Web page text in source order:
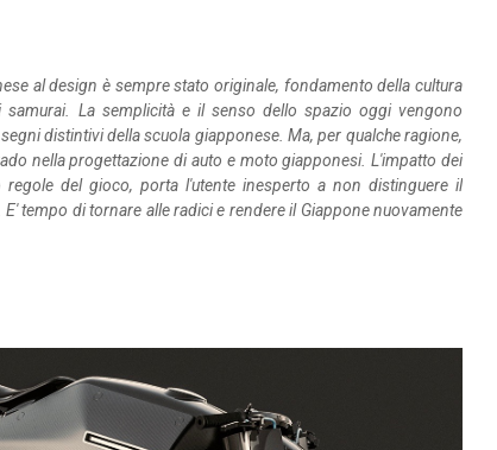
al design è sempre stato originale, fondamento della cultura
La semplicità e il senso dello spazio oggi vengono
distintivi della scuola giapponese. Ma, per qualche ragione,
nella progettazione di auto e moto giapponesi. L'impatto dei
del gioco, porta l'utente inesperto a non distinguere il
tempo di tornare alle radici e rendere il Giappone nuovamente